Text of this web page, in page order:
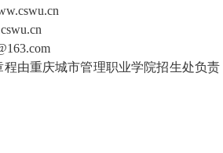
程由重庆城市管理职业学院招生处负责